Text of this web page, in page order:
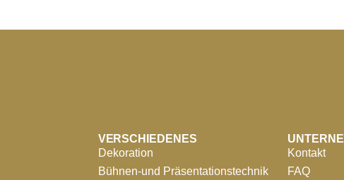
VERSCHIEDENES
Dekoration
Bühnen-und Präsentationstechnik
Kontakt
FAQ